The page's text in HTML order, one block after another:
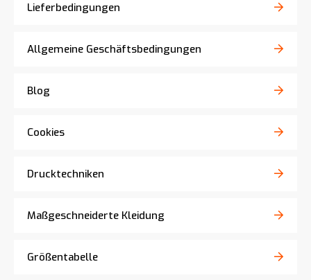
Lieferbedingungen
Allgemeine Geschäftsbedingungen
Blog
Cookies
Drucktechniken
Maßgeschneiderte Kleidung
Größentabelle